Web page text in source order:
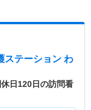
ステーション わ
日120日の訪問看